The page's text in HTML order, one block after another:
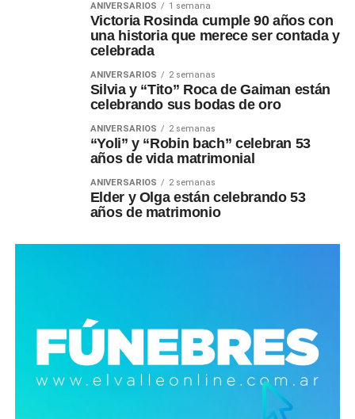
ANIVERSARIOS 1 semana
Victoria Rosinda cumple 90 años con
una historia que merece ser contada y
celebrada
ANIVERSARIOS 2 semanas
Silvia y “Tito” Roca de Gaiman están
celebrando sus bodas de oro
ANIVERSARIOS 2 semanas
“Yoli” y “Robin bach” celebran 53
años de vida matrimonial
ANIVERSARIOS 2 semanas
Elder y Olga están celebrando 53
años de matrimonio